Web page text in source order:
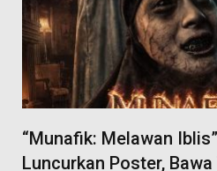
“Munafik: Melawan
Luncurkan Poster,